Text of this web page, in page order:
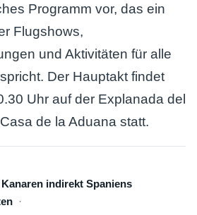
Programm vor, das ein
Flugshows,
und Aktivitäten für alle
Der Hauptakt findet
Uhr auf der Explanada del
de la Aduana statt.
indirekt Spaniens